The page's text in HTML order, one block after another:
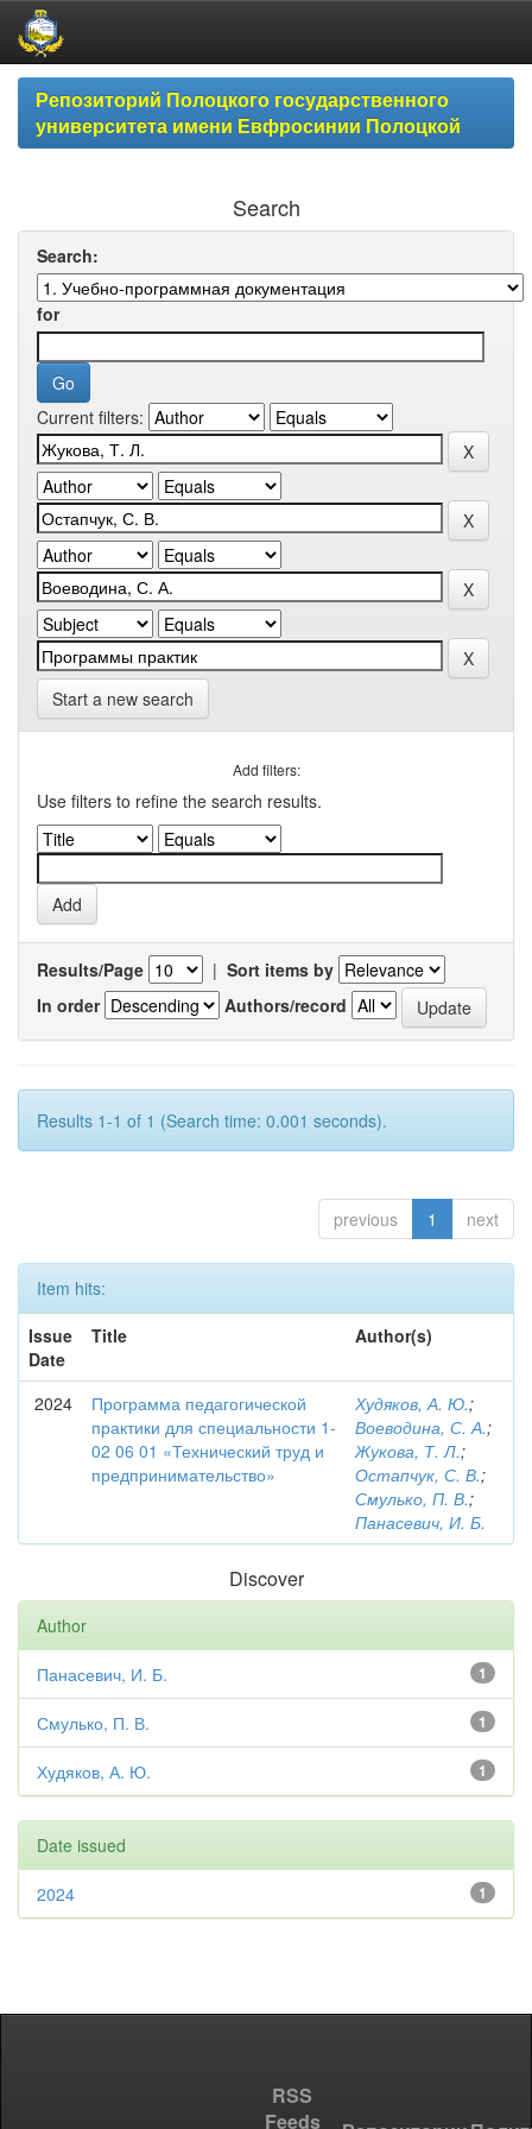
Skip
navigationРепозиторий Полоцкого государственного
университета имени Евфросинии Полоцкой
Search
Search:
for
Current filters:
Start a new search
Add filters:
Use filters to refine the search results.
Results/Page | Sort items by
In order
Authors/record
Results 1-1 of 1 (Search time: 0.001 seconds).
previous 1 next
Item hits:
Issue
Date
Title Author(s)
2024
Программа педагогической
практики для специальности 1-
02 06 01 «Технический труд и
предпринимательство»
Худяков, А. Ю.;
Воеводина, С. А.;
Жукова, Т. Л.;
Остапчук, С. В.;
Смулько, П. В.;
Панасевич, И. Б.
Discover
Author
1
Панасевич, И. Б.
1
Смулько, П. В.
1
Худяков, А. Ю.
Date issued
1
2024
RSS
Feeds